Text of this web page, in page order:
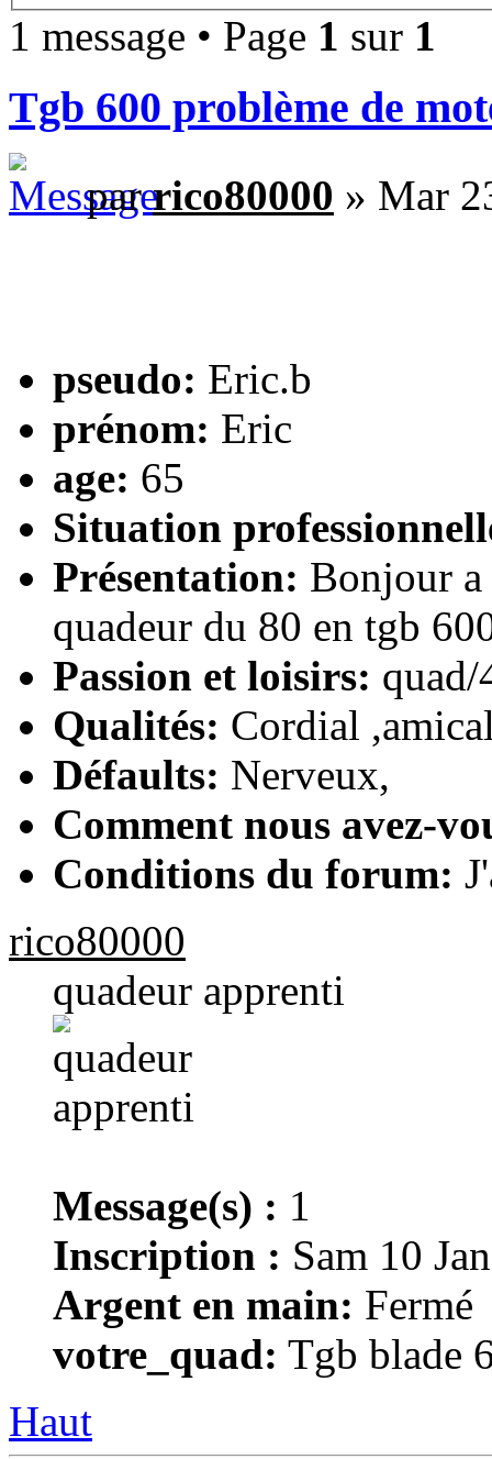
1 message • Page 1 sur 1
Tgb 600 problème de
parrico80000 » Mar
pseudo: Eric.b
prénom: Eric
age: 65
Situation
Présentation: Bonjour a
quadeur du 80 en tgb
Passion et loisirs: quad/
Qualités: Cordial
Défaults: Nerveux,
Comment nous avez-
Conditions du forum:
rico80000
quadeur apprenti
Message(s) : 1
Inscription : Sam 10
Argent en main: Fermé
votre_quad: Tgb blade
Haut